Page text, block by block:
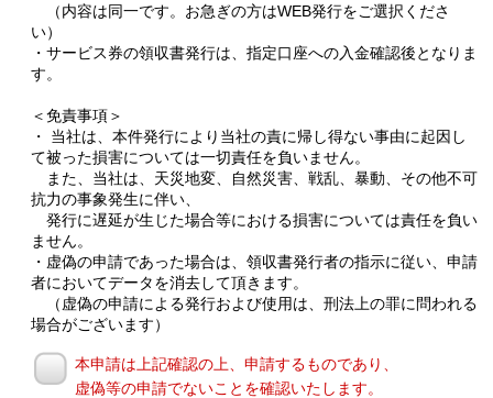
（内容は同一です。お急ぎの方はWEB発行をご選択くださ
い）
・サービス券の領収書発行は、指定口座への入金確認後となりま
す。
＜免責事項＞
・ 当社は、本件発行により当社の責に帰し得ない事由に起因し
て被った損害については一切責任を負いません。
また、当社は、天災地変、自然災害、戦乱、暴動、その他不可
抗力の事象発生に伴い、
発行に遅延が生じた場合等における損害については責任を負い
ません。
・虚偽の申請であった場合は、領収書発行者の指示に従い、申請
者においてデータを消去して頂きます。
（虚偽の申請による発行および使用は、刑法上の罪に問われる
場合がございます）
本申請は上記確認の上、申請するものであり、
虚偽等の申請でないことを確認いたします。